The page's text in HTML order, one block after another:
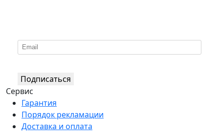
Подписаться
Сервис
Гарантия
Порядок рекламации
Доставка и оплата